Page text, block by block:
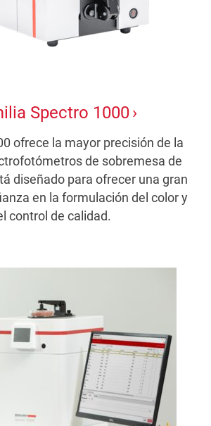
Spectro 1000
ofrece la mayor precisión de la
de sobremesa de
diseñado para ofrecer una gran
en la formulación del color y
control de calidad.